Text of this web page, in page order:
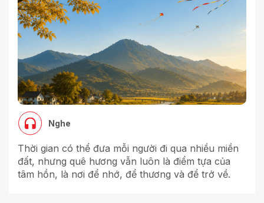
Nghe
Thời gian có thể đưa mỗi người đi qua nhiều miền
đất, nhưng quê hương vẫn luôn là điểm tựa của
tâm hồn, là nơi để nhớ, để thương và để trở về.